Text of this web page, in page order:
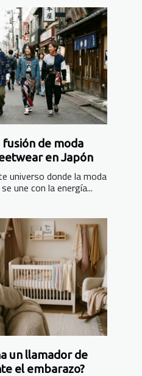
de moda
en Japón
universo donde la moda
une con la energía...
un llamador de
el embarazo?